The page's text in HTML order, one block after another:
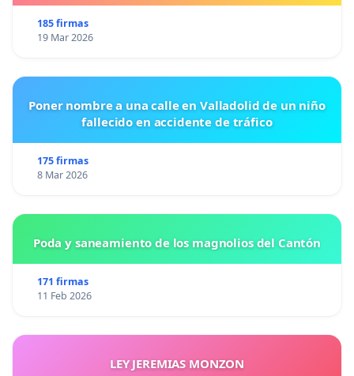
185 firmas
19 Mar 2026
Poner nombre a una calle en Valladolid de un niño
fallecido en accidente de tráfico
175 firmas
8 Mar 2026
Poda y saneamiento de los magnolios del Cantón
171 firmas
11 Feb 2026
LEY JEREMIAS MONZON